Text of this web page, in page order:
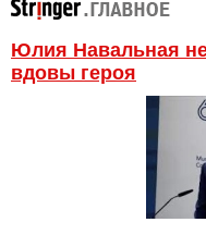
Юлия Навальная
вдовы героя